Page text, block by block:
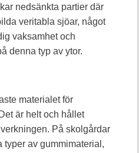
nedsänkta partier där
veritabla sjöar, något
vaksamhet och
denna typ av ytor.
materialet för
är helt och hållet
På skolgårdar
typer av gummimaterial,